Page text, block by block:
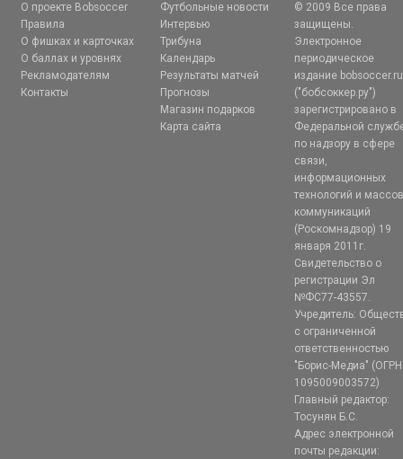
О проекте Bobsoccer
Правила
О фишках и карточках
О баллах и уровнях
Рекламодателям
Контакты
Футбольные новости
Интервью
Трибуна
Календарь
Результаты матчей
Прогнозы
Магазин подарков
Карта сайта
© 2009 Все права
защищены.
Электронное
периодическое
издание bobsoccer.ru
("бобсоккер.ру")
зарегистрировано в
Федеральной
по надзору в сфере
связи,
информационных
технологий и
коммуникаций
(Роскомнадзор) 19
января 2011г.
Свидетельство о
регистрации Эл
№ФС77-43557.
Учредитель:
с ограниченной
ответственностью
"Борис-Медиа" (ОГРН
1095009003572)
Главный редактор:
Тосунян Б.С.
Адрес электронной
почты редакции: